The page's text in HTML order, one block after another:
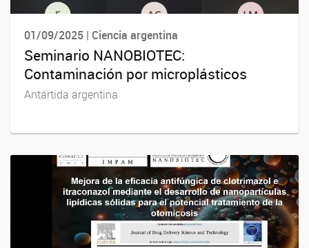
01/09/2025 | Ciencia argentina
Seminario NANOBIOTEC:
Contaminación por microplásticos
Antártida argentina